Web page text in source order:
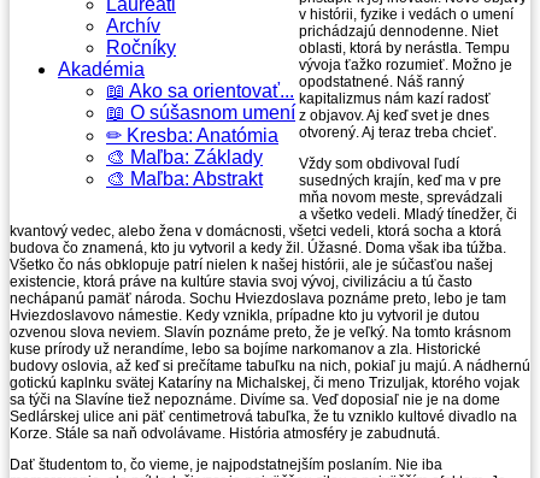
Archív
Ročníky
Akadémia
📖 Ako sa orientovať...
📖 O súšasnom umení
✏ Kresba: Anatómia
🎨 Maľba: Základy
🎨 Maľba: Abstrakt
v histórii, fyzike i vedách o umení
prichádzajú dennodenne. Niet
oblasti, ktorá by nerástla. Tempu
vývoja ťažko rozumieť. Možno je
opodstatnené. Náš ranný
kapitalizmus nám kazí radosť
z objavov. Aj keď svet je dnes
otvorený. Aj teraz treba chcieť.
Vždy som obdivoval ľudí
susedných krajín, keď ma v pre
mňa novom meste, sprevádzali
a všetko vedeli. Mladý tínedžer, či
kvantový vedec, alebo žena v domácnosti, všetci vedeli, ktorá socha a ktorá
budova čo znamená, kto ju vytvoril a kedy žil. Úžasné. Doma však iba túžba.
Všetko čo nás obklopuje patrí nielen k našej histórii, ale je súčasťou našej
existencie, ktorá práve na kultúre stavia svoj vývoj, civilizáciu a tú často
nechápanú pamäť národa. Sochu Hviezdoslava poznáme preto, lebo je tam
Hviezdoslavovo námestie. Kedy vznikla, prípadne kto ju vytvoril je dutou
ozvenou slova neviem. Slavín poznáme preto, že je veľký. Na tomto krásnom
kuse prírody už nerandíme, lebo sa bojíme narkomanov a zla. Historické
budovy oslovia, až keď si prečítame tabuľku na nich, pokiaľ ju majú. A nádhernú
gotickú kaplnku svätej Kataríny na Michalskej, či meno Trizuljak, ktorého vojak
sa týči na Slavíne tiež nepoznáme. Divíme sa. Veď doposiaľ nie je na dome
Sedlárskej ulice ani päť centimetrová tabuľka, že tu vzniklo kultové divadlo na
Korze. Stále sa naň odvolávame. História atmosféry je zabudnutá.
Dať študentom to, čo vieme, je najpodstatnejším poslaním. Nie iba